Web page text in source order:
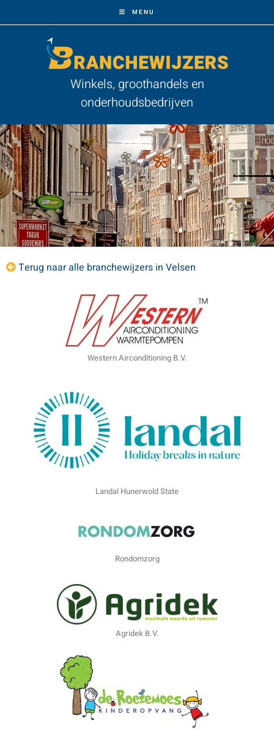
MENU
Winkels, groothandels en
onderhoudsbedrijven
Terug naar alle branchewijzers in Velsen
Western Airconditioning B.V.
Landal Hunerwold State
Rondomzorg
Agridek B.V.